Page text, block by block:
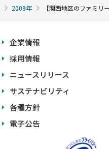
2009年 【関西地区のファミ
企業情報
採用情報
ニュースリリース
サステナビリティ
各種方針
電子公告